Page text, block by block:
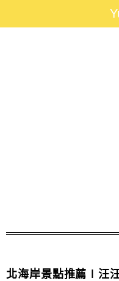
Yuki's Life
北海岸景點推薦∣汪